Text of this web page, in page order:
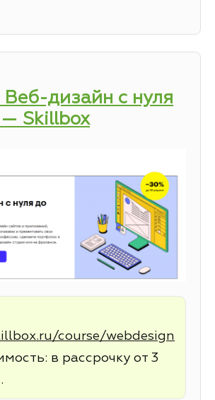
Веб-дизайн с нуля
Skillbox
course/webdesign
в рассрочку от 3